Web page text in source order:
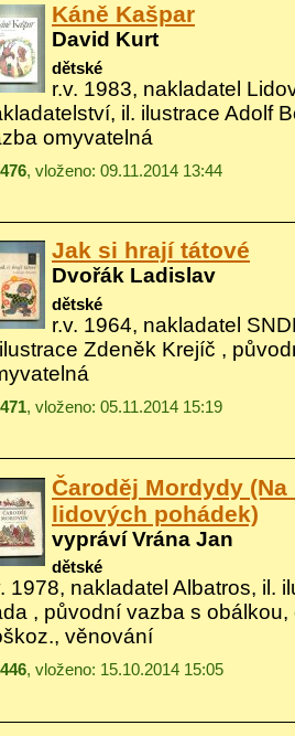
Káně Kašpar
David Kurt
dětské
r.v. 1983, nakladatel
il. ilustrace Adolf
omyvatelná
, vloženo: 09.11.2014 13:44
Jak si hrají tátové
Dvořák Ladislav
dětské
r.v. 1964, nakladatel
ilustrace Zdeněk Krejíč ,
, vloženo: 05.11.2014 15:19
Čaroděj Mordydy
lidových pohádek)
vypráví Vrána Jan
dětské
1978, nakladatel Albatros, il.
, původní vazba s obálkou,
věnování
, vloženo: 15.10.2014 15:05